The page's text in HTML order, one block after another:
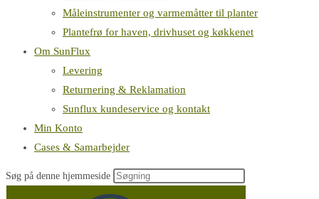
Måleinstrumenter og varmemåtter til planter
Plantefrø for haven, drivhuset og køkkenet
Om SunFlux
Levering
Returnering & Reklamation
Sunflux kundeservice og kontakt
Min Konto
Cases & Samarbejder
Søg på denne hjemmeside